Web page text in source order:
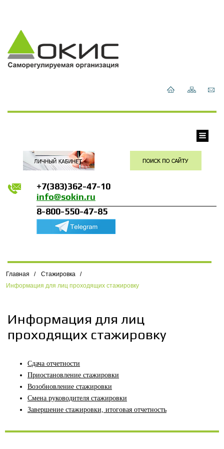
+7(383)362-47-10
info@sokin.ru
8-800-550-47-85
Главная / Стажировка
/
Информация для лиц проходящих стажировку
Информация для лиц
проходящих стажировку
Сдача отчетности
Приостановление стажировки
Возобновление стажировки
Смена руководителя стажировки
Завершение стажировки, итоговая отчетность